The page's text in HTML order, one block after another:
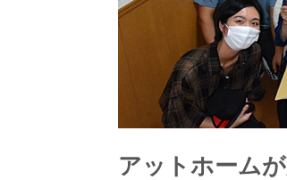
アットホーム